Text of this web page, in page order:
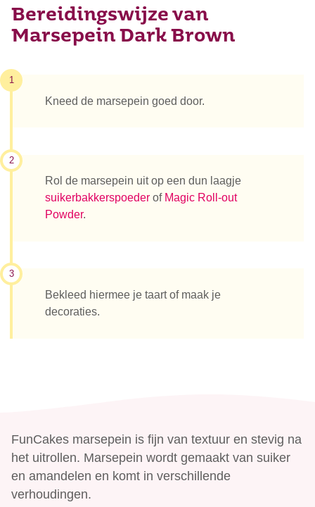
Bereidingswijze van
Marsepein Dark Brown
1
Kneed de marsepein goed door.
2
Rol de marsepein uit op een dun laagje
suikerbakkerspoeder of Magic Roll-out
Powder.
3
Bekleed hiermee je taart of maak je
decoraties.
FunCakes marsepein is fijn van textuur en stevig na
het uitrollen. Marsepein wordt gemaakt van suiker
en amandelen en komt in verschillende
verhoudingen.